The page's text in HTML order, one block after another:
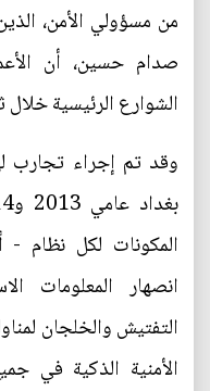
من مسؤولي الأمن،
صدام حسين، أن
الشوارع الرئيسية خلال
وقد تم إجراء تجارب
المكونات لكل نظام
انصهار المعلومات
التفتيش والخلجان
الأمنية الذكية في